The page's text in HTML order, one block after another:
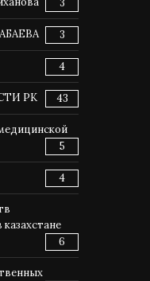
3
3
4
РК 43
5
4
6